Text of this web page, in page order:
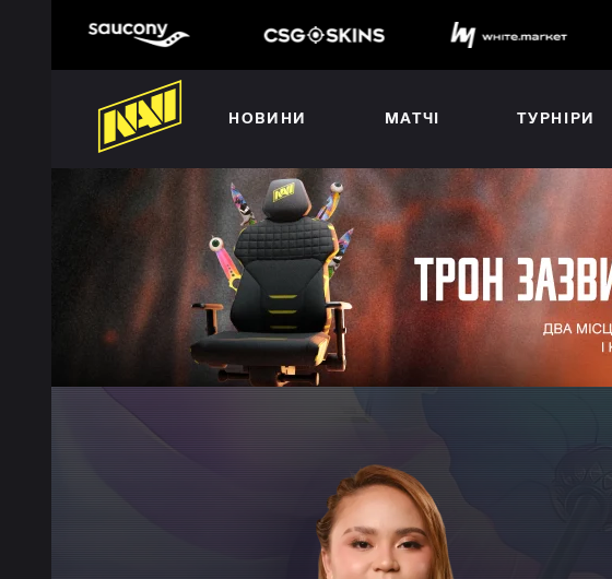
НОВИНИ МАТЧІ ТУРНІРИ